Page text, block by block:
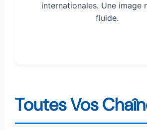
internationales. Une image
fluide.
Toutes Vos